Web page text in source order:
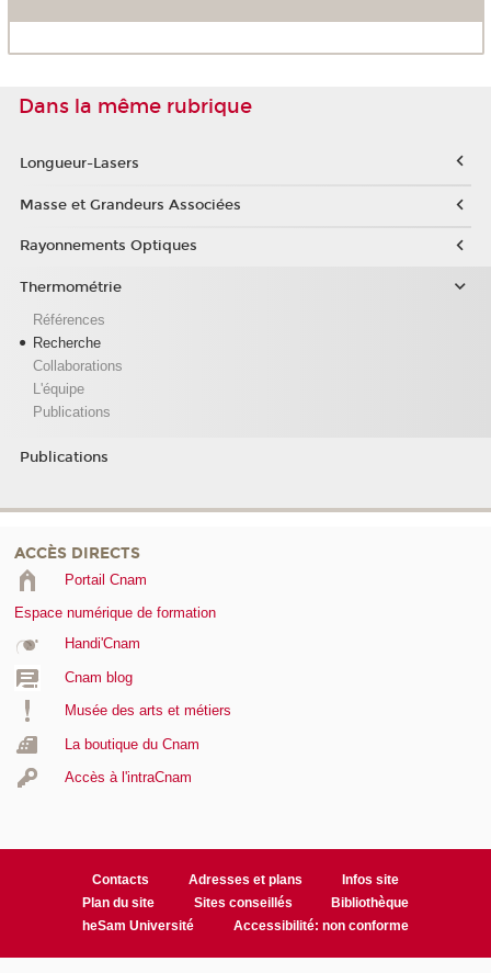
Dans la même rubrique
Longueur-Lasers
Masse et Grandeurs Associées
Rayonnements Optiques
Thermométrie
Références
Recherche
Collaborations
L'équipe
Publications
Publications
ACCÈS DIRECTS
Portail Cnam
Espace numérique de formation
Handi'Cnam
Cnam blog
Musée des arts et métiers
La boutique du Cnam
Accès à l'intraCnam
Contacts Adresses et plans
Infos site
Plan du site
Sites conseillés
Bibliothèque
heSam Université
Accessibilité: non conforme